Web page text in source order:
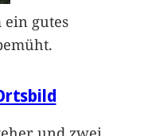
gutes